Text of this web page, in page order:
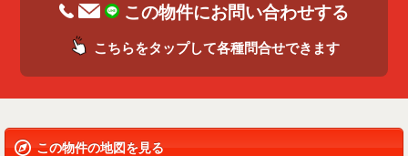
この物件にお問い合わせする
こちらをタップして各種問合せできます
この物件の地図を見る